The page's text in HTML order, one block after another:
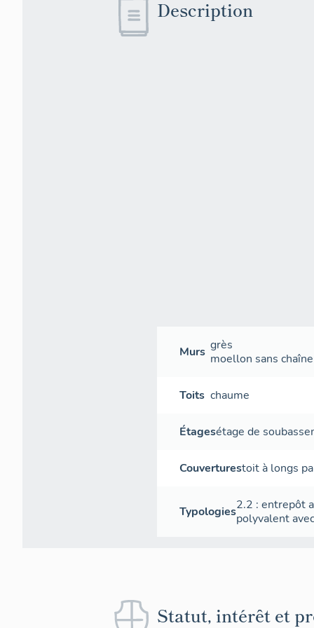
Description
Murs grès
moellon sans
Toits chaume
Étagesétage de
Couverturestoit à longs
Typologies2.2 : entrepôt
polyvalent
Statut, intérêt et